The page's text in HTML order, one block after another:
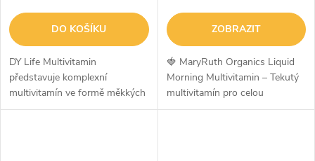
DO KOŠÍKU
DY Life Multivitamin
představuje komplexní
multivitamín ve formě měkkých
kapslí, který obsahuje kompletní
ZOBRAZIT
🍓 MaryRuth Organics Liquid
Morning Multivitamin – Tekutý
multivitamín pro celou
rodinuMaryRuth Organics